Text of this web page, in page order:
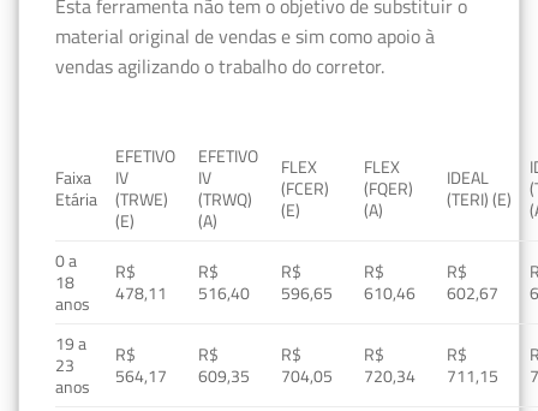
Esta ferramenta não tem o objetivo de substituir o
material original de vendas e sim como apoio à
vendas agilizando o trabalho do corretor.
Faixa
Etária
EFETIVO
IV
(TRWE)
(E)
EFETIVO
IV
(TRWQ)
(A)
FLEX
(FCER)
(E)
FLEX
(FQER)
(A)
IDEAL
(TERI) (E)
0 a
18
anos
R$
478,11
R$
516,40
R$
596,65
R$
610,46
R$
602,67
19 a
23
anos
R$
564,17
R$
609,35
R$
704,05
R$
720,34
R$
711,15